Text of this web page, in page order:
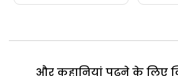
और कहानियां पढ़ने के लिए